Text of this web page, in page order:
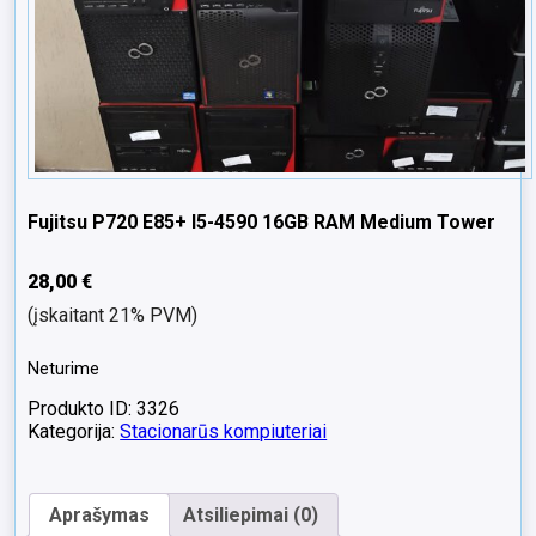
Fujitsu P720 E85+ I5-4590 16GB RAM Medium Tower
28,00€
(įskaitant 21% PVM)
Neturime
Produkto ID: 3326
Kategorija:Stacionarūs kompiuteriai
Aprašymas Atsiliepimai (0)